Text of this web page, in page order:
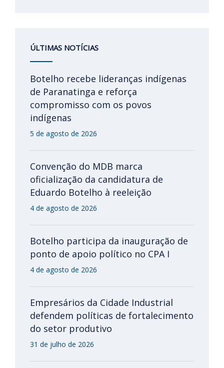
ÚLTIMAS NOTÍCIAS
Botelho recebe lideranças indígenas
de Paranatinga e reforça
compromisso com os povos
indígenas
5 de agosto de 2026
Convenção do MDB marca
oficialização da candidatura de
Eduardo Botelho à reeleição
4 de agosto de 2026
Botelho participa da inauguração de
ponto de apoio político no CPA I
4 de agosto de 2026
Empresários da Cidade Industrial
defendem políticas de fortalecimento
do setor produtivo
31 de julho de 2026